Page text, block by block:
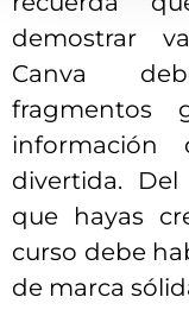
demostrar
Canva
fragmentos
divertida.
que hayas
curso debe
de marca